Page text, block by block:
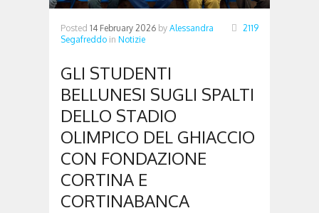
Posted 14 February 2026 by Alessandra
Segafreddo in Notizie
2119
GLI STUDENTI
BELLUNESI SUGLI SPALTI
DELLO STADIO
OLIMPICO DEL GHIACCIO
CON FONDAZIONE
CORTINA E
CORTINABANCA